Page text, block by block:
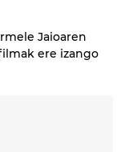
Jaioaren
ere izango